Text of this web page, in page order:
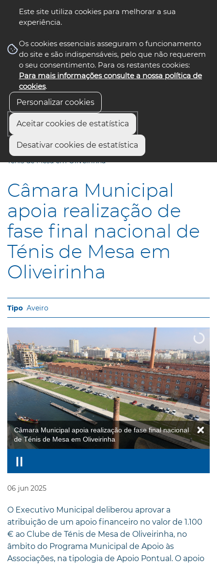
Este site utiliza cookies para melhorar a sua
experiência.
Os cookies essenciais asseguram o funcionamento
do site e são indispensáveis, pelo que não requerem
o seu consentimento. Para os restantes cookies:
Para mais informações consulte a nossa política de
cookies.
Personalizar cookies
Aceitar cookies de estatística
Desativar cookies de estatística
nos select language
Início
Câmara Municipal apoia realização de fase final nacional de
Ténis de Mesa em Oliveirinha
Câmara Municipal
apoia realização de
fase final nacional de
Ténis de Mesa em
Oliveirinha
Aveiro
Câmara Municipal apoia realização de fase final nacional
de Ténis de Mesa em Oliveirinha
06 jun 2025
O Executivo Municipal deliberou aprovar a
atribuição de um apoio financeiro no valor de 1.100
€ ao Clube de Ténis de Mesa de Oliveirinha, no
âmbito do Programa Municipal de Apoio às
Associações, na tipologia de Apoio Pontual. O apoio